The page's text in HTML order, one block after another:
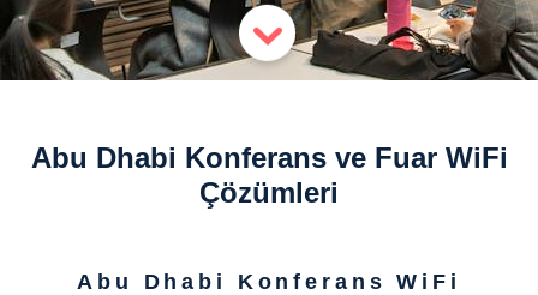
Abu Dhabi Konferans ve Fuar WiFi
Çözümleri
Abu Dhabi Konferans WiFi